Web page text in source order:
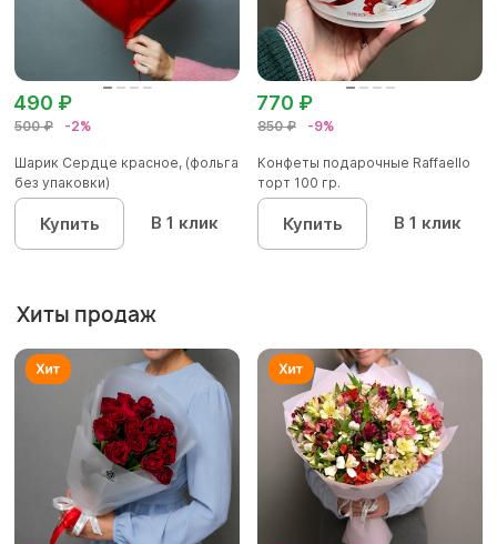
500 ₽ -2%
490 ₽
Шарик Сердце красное, (фольга
без упаковки)
Купить В 1 клик
850 ₽ -9%
770 ₽
Конфеты подарочные Raffaello
торт 100 гр.
Купить В 1 клик
Хиты продаж